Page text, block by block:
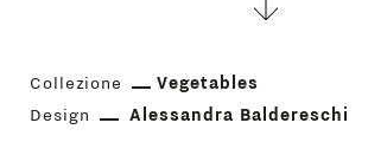
Collezione
Vegetables
Design
Alessandra Baldereschi